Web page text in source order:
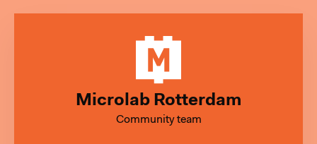
Microlab Rotterdam
Community team